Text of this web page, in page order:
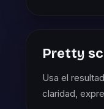
Pretty
Usa el
claridad,